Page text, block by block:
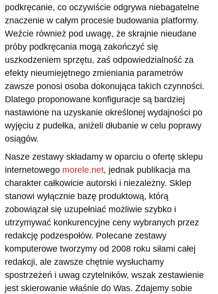
podkręcanie, co oczywiście odgrywa niebagatelne
znaczenie w całym procesie budowania platformy.
Weźcie również pod uwagę, że skrajnie nieudane
próby podkręcania mogą zakończyć się
uszkodzeniem sprzętu, zaś odpowiedzialność za
efekty nieumiejętnego zmieniania parametrów
zawsze ponosi osoba dokonująca takich czynności.
Dlatego proponowane konfiguracje są bardziej
nastawione na uzyskanie określonej wydajności po
wyjęciu z pudełka, aniżeli dłubanie w celu poprawy
osiągów.
Nasze zestawy składamy w oparciu o ofertę sklepu
internetowego morele.net, jednak publikacja ma
charakter całkowicie autorski i niezależny. Sklep
stanowi wyłącznie bazę produktową, którą
zobowiązał się uzupełniać możliwie szybko i
utrzymywać konkurencyjne ceny wybranych przez
redakcję podzespołów. Polecane zestawy
komputerowe tworzymy od 2008 roku siłami całej
redakcji, ale zawsze chętnie wysłuchamy
spostrzeżeń i uwag czytelników, wszak zestawienie
jest skierowanie właśnie do Was. Zdajemy sobie